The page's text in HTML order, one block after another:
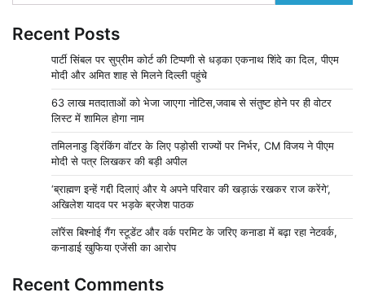
Recent Posts
पार्टी सिंबल पर सुप्रीम कोर्ट की टिप्पणी से धड़का एकनाथ शिंदे का दिल, पीएम
मोदी और अमित शाह से मिलने दिल्ली पहुंचे
63 लाख मतदाताओं को भेजा जाएगा नोटिस,जवाब से संतुष्ट होने पर ही वोटर
लिस्ट में शामिल होगा नाम
तमिलनाडु ड्रिंकिंग वॉटर के लिए पड़ोसी राज्यों पर निर्भर, CM विजय ने पीएम
मोदी से पत्र लिखकर की बड़ी अपील
‘ब्राह्मण इन्हें गद्दी दिलाएं और ये अपने परिवार की खड़ाऊं रखकर राज करेंगे’,
अखिलेश यादव पर भड़के ब्रजेश पाठक
लॉरेंस बिश्नोई गैंग स्टूडेंट और वर्क परमिट के जरिए कनाडा में बढ़ा रहा नेटवर्क,
कनाडाई खुफिया एजेंसी का आरोप
Recent Comments